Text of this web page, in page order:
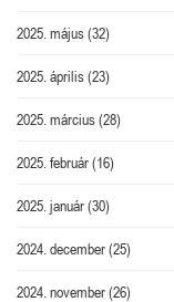
2025. május(32)
2025. április(23)
2025. március(28)
2025. február(16)
2025. január(30)
2024. december(25)
2024. november(26)